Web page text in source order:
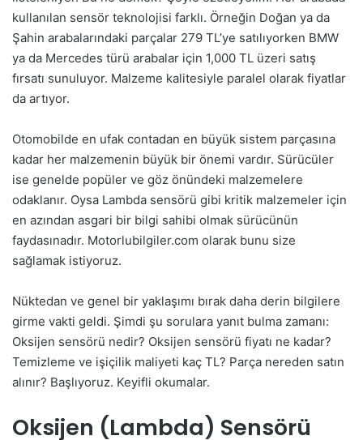
kullanılan sensör teknolojisi farklı. Örneğin Doğan ya da
Şahin arabalarındaki parçalar 279 TL’ye satılıyorken BMW
ya da Mercedes türü arabalar için 1,000 TL üzeri satış
fırsatı sunuluyor. Malzeme kalitesiyle paralel olarak fiyatlar
da artıyor.
Otomobilde en ufak contadan en büyük sistem parçasına
kadar her malzemenin büyük bir önemi vardır. Sürücüler
ise genelde popüler ve göz önündeki malzemelere
odaklanır. Oysa Lambda sensörü gibi kritik malzemeler için
en azından asgari bir bilgi sahibi olmak sürücünün
faydasınadır. Motorlubilgiler.com olarak bunu size
sağlamak istiyoruz.
Nüktedan ve genel bir yaklaşımı bırak daha derin bilgilere
girme vakti geldi. Şimdi şu sorulara yanıt bulma zamanı:
Oksijen sensörü nedir? Oksijen sensörü fiyatı ne kadar?
Temizleme ve işiçilik maliyeti kaç TL? Parça nereden satın
alınır? Başlıyoruz. Keyifli okumalar.
Oksijen (Lambda) Sensörü